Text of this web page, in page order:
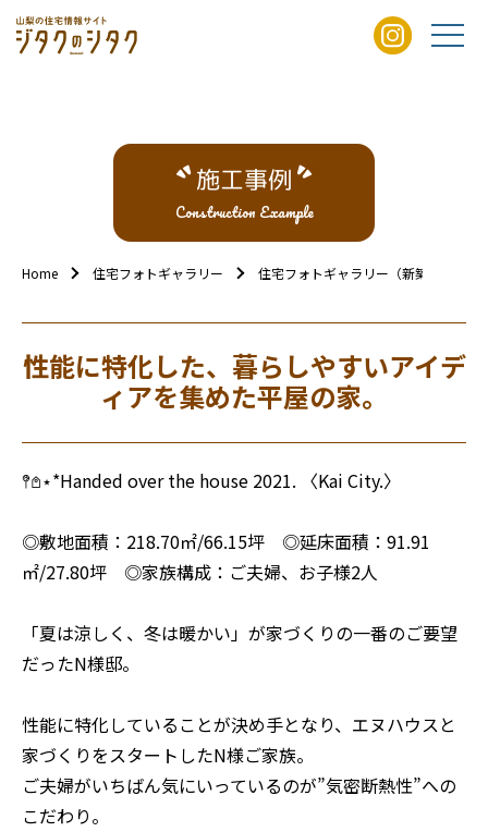
施工事例
Construction Example
Home 住宅フォトギャラリー 住宅フォトギャラリー（新築外観）
性能に特化した、暮らしやすいアイデ
ィアを集めた平屋の家。
𖤥𖤘⋆*Handed over the house 2021. 〈Kai City.〉
◎敷地面積：218.70㎡/66.15坪 ◎延床面積：91.91
㎡/27.80坪 ◎家族構成：ご夫婦、お子様2人
「夏は涼しく、冬は暖かい」が家づくりの一番のご要望
だったN様邸。
性能に特化していることが決め手となり、エヌハウスと
家づくりをスタートしたN様ご家族。
ご夫婦がいちばん気にいっているのが”気密断熱性”への
こだわり。